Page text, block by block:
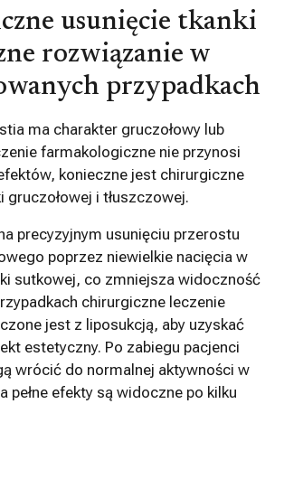
usunięcie tkanki
rozwiązanie w
przypadkach
ma charakter gruczołowy lub
farmakologiczne nie przynosi
konieczne jest chirurgiczne
gruczołowej i tłuszczowej.
precyzyjnym usunięciu przerostu
poprzez niewielkie nacięcia w
sutkowej, co zmniejsza widoczność
chirurgiczne leczenie
jest z liposukcją, aby uzyskać
estetyczny. Po zabiegu pacjenci
wrócić do normalnej aktywności w
pełne efekty są widoczne po kilku